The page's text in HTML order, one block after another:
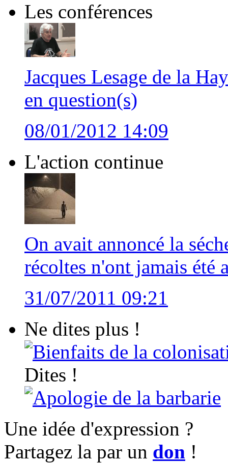
Les conférences
Jacques Lesage de la
en question(s)
08/01/2012 14:09
L'action continue
On avait annoncé la
récoltes n'ont jamais été
31/07/2011 09:21
Ne dites plus !
Bienfaits de la
Dites !
Apologie de la barbarie
Une idée d'expression ?
Partagez la par un don !